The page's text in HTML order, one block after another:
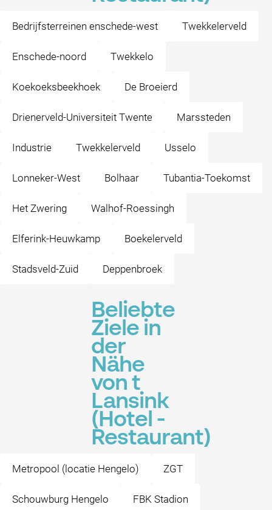
Bedrijfsterreinen enschede-west Twekkelerveld
Enschede-noord Twekkelo
Koekoeksbeekhoek De Broeierd
Drienerveld-Universiteit Twente Marssteden
Industrie Twekkelerveld Usselo
Lonneker-West Bolhaar Tubantia-Toekomst
Het Zwering Walhof-Roessingh
Elferink-Heuwkamp Boekelerveld
Stadsveld-Zuid Deppenbroek
Beliebte
Ziele in
der
Nähe
von t
Lansink
(Hotel -
Restaurant)
Metropool (locatie Hengelo) ZGT
Schouwburg Hengelo FBK Stadion